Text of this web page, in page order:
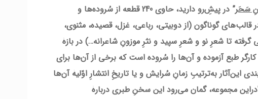
سَحَر
” در پیشِ‌رو دارید، حاوی 240 قطعه از سُروده‌ها و
گوناگون (از دوبیتی، رباعی، غزل، قصیده، مثنوی،
تا شعرِ نو و شعرِ سپید و نثرِ موزونِ شاعرانه…) در بازۀ
طبع آزموده و آن‌ها را سُروده است که برخی از آن‌ها برای
این‌آثار به‌ترتیبِ زمانِ سُرایش و یا تاریخِ انتشارِ اوّلیۀ آن‌ها
مجموعه، گمان می‌رود این سخنِ طبری دربارۀ